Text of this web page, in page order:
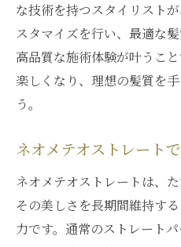
な技術を持つスタイリスト
スタマイズを行い、最適な
高品質な施術体験が叶うこ
楽しくなり、理想の髪質を
う。
ネオメテオストレート
ネオメテオストレートは、
その美しさを長期間維持す
力です。通常のストレート